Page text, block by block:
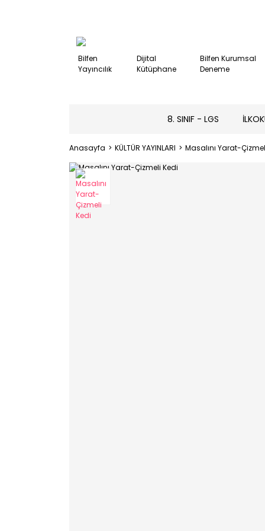
Bilfen
Yayıncılık
Dijital
Kütüphane
Bilfen Kurumsal
Deneme
8. SINIF - LGS
Anasayfa KÜLTÜR YAYINLARI Masalını Yarat-